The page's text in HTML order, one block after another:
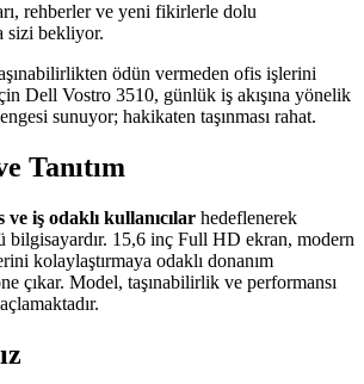
rehberler ve yeni fikirlerle dolu
sizi bekliyor.
ödün vermeden ofis işlerini
Dell Vostro 3510, günlük iş akışına yönelik
sunuyor; hakikaten taşınması rahat.
Tanıtım
ve iş odaklı kullanıcılar hedeflenerek
bilgisayardır. 15,6 inç Full HD ekran, modern
kolaylaştırmaya odaklı donanım
çıkar. Model, taşınabilirlik ve performansı